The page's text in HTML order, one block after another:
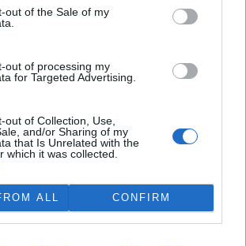
out of the Sale of my
out of processing my
for Targeted Advertising.
out of Collection, Use,
and/or Sharing of my
that Is Unrelated with the
which it was collected.
ALL CONFIRM
(ČTK)
průtoků a suchého počasí
vyschl. Městský obvod VI chce
ale požadavek odmítla s tím, že údržbu
další zásah v tuto chvíli neplánuje, zjistila ČTK.
ušetřené za rekultivaci rozdělit
dohody
)